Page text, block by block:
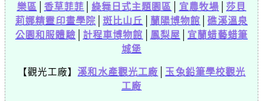
樂區
香草菲菲 綠舞日式主題園區 宜農牧場 │莎貝
莉娜精靈印畫學院 │斑比山丘 蘭陽博物館 │礁溪溫泉
公園和服體驗
計程車博物館 鳳梨屋
宜蘭蜡藝蜡筆
城堡
【觀光工廠】溪和水產觀光工廠
玉兔鉛筆學校觀光
工廠